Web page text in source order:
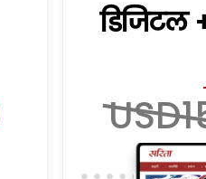
डिजिटल